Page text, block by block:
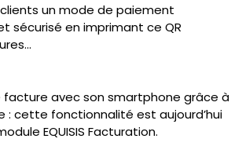
un mode de paiement
sécurisé en imprimant ce QR
facture avec son smartphone grâce à
: cette fonctionnalité est aujourd’hui
EQUISIS Facturation.